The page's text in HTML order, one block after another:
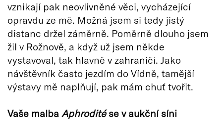
vznikají pak neovlivněné věci, vycházející
opravdu ze mě. Možná jsem si tedy jistý
distanc držel záměrně. Poměrně dlouho jsem
žil v Rožnově, a když už jsem někde
vystavoval, tak hlavně v zahraničí. Jako
návštěvník často jezdím do Vídně, tamější
výstavy mě naplňují, pak mám chuť tvořit.
Vaše malba Aphroditése v aukční síni